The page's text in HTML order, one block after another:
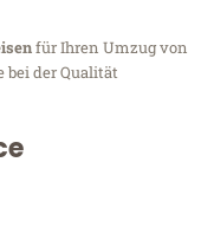
für Ihren Umzug von
bei der Qualität